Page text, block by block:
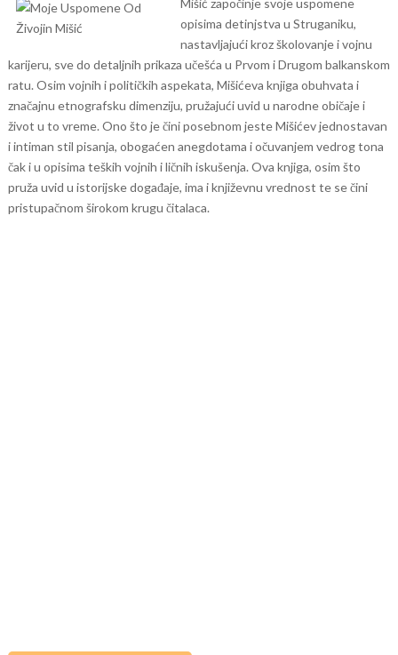
Mišić započinje svoje uspomene
opisima detinjstva u Struganiku,
nastavljajući kroz školovanje i vojnu
karijeru, sve do detaljnih prikaza učešća u Prvom i Drugom balkanskom
ratu. Osim vojnih i političkih aspekata, Mišićeva knjiga obuhvata i
značajnu etnografsku dimenziju, pružajući uvid u narodne običaje i
život u to vreme. Ono što je čini posebnom jeste Mišićev jednostavan
i intiman stil pisanja, obogaćen anegdotama i očuvanjem vedrog tona
čak i u opisima teških vojnih i ličnih iskušenja. Ova knjiga, osim što
pruža uvid u istorijske događaje, ima i književnu vrednost te se čini
pristupačnom širokom krugu čitalaca.